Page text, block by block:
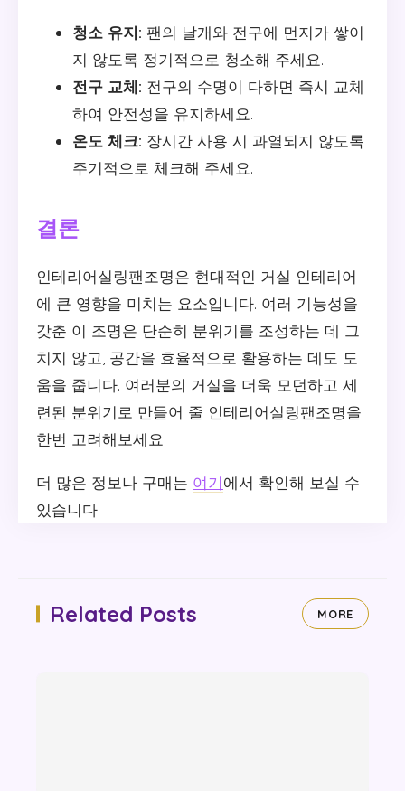
청소 유지: 팬의 날개와 전구에 먼지가 쌓이
지 않도록 정기적으로 청소해 주세요.
전구 교체: 전구의 수명이 다하면 즉시 교체
하여 안전성을 유지하세요.
온도 체크: 장시간 사용 시 과열되지 않도록
주기적으로 체크해 주세요.
결론
인테리어실링팬조명은 현대적인 거실 인테리어
에 큰 영향을 미치는 요소입니다. 여러 기능성을
갖춘 이 조명은 단순히 분위기를 조성하는 데 그
치지 않고, 공간을 효율적으로 활용하는 데도 도
움을 줍니다. 여러분의 거실을 더욱 모던하고 세
련된 분위기로 만들어 줄 인테리어실링팬조명을
한번 고려해보세요!
더 많은 정보나 구매는 여기에서 확인해 보실 수
있습니다.
Related Posts MORE